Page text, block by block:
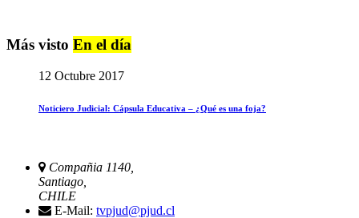
Más visto En el día
12 Octubre 2017
Noticiero Judicial: Cápsula Educativa – ¿Qué es una foja?
Compañia 1140,
Santiago,
CHILE
E-Mail: tvpjud@pjud.cl